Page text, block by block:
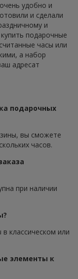
удобно и
и сделали
и
подарочные
часы или
а набор
адресат
подарочных
вы сможете
часов.
при наличии
классическом или
элементы к